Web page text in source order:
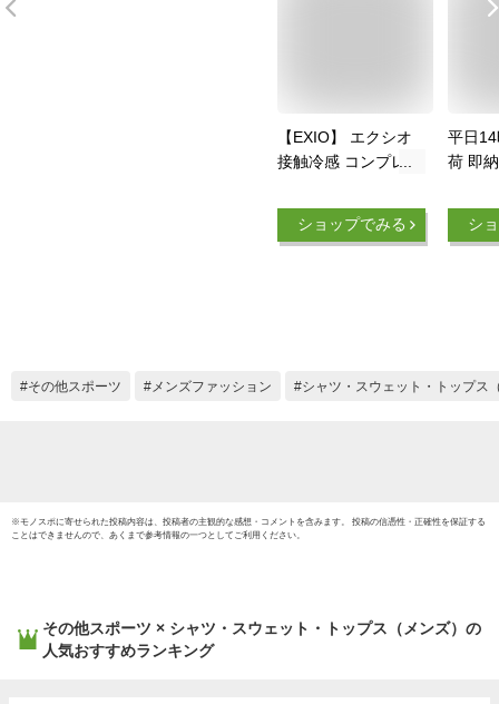
【EXIO】 エクシオ
接触冷感 コンプレッ
ルネック オールシー
ズン テックフィット
ポーツ トレーニング
ショップでみる
平日
荷 即
ア 長
ドラ
ック
シ
その他スポーツ メンズファッション シャツ・スウェット・トップス
※モノスポに寄せられた投稿内容は、投稿者の主観的な感想・コメントを含みます。 投稿の信憑性・正確性を保証する
ことはできませんので、あくまで参考情報の一つとしてご利用ください。
その他スポーツ × シャツ・スウェット・トップス（メンズ） の
人気おすすめランキング